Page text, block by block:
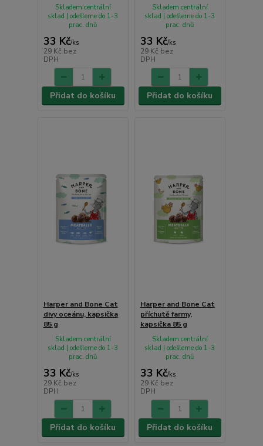
33 Kč/ks
29 Kč bez
DPH
Skladem centrální
sklad | odešleme do 1-3
prac. dnů
Přidat do košíku
33 Kč/ks
29 Kč bez
DPH
Skladem centrální
sklad | odešleme do 1-3
prac. dnů
Přidat do košíku
Harper and Bone Cat
divy oceánu, kapsička
85 g
33 Kč/ks
29 Kč bez
DPH
Skladem centrální
sklad | odešleme do 1-3
prac. dnů
Přidat do košíku
Harper and Bone Cat
příchutě farmy,
kapsička 85 g
33 Kč/ks
29 Kč bez
DPH
Skladem centrální
sklad | odešleme do 1-3
prac. dnů
Přidat do košíku